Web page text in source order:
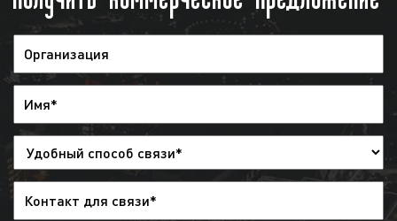
и в рекламных целях. Несмотря на наличие и
интернет) телевидение востребовано среди
рекламодателей по всей стране. Многие клиенты
нашего рекламного агентства используют рекламу
на телеканале «России 24» в качестве основного
средства привлечения внимания потенциальных
клиентов к рекламируемым товарам и услугам.
«России 24» в Екатеринбурге обширна.